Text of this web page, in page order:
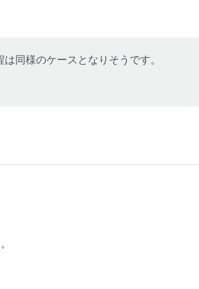
同様のケースとなりそうです。